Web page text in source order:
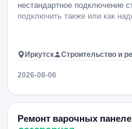
нестандартное подключение
подключить также или как
Иркутск Строительство и
2026-08-06
Ремонт варочных